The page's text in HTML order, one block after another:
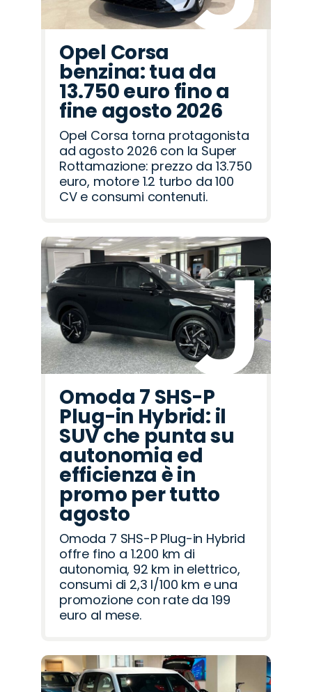
Opel Corsa
benzina: tua da
13.750 euro fino a
fine agosto 2026
Opel Corsa torna protagonista
ad agosto 2026 con la Super
Rottamazione: prezzo da 13.750
euro, motore 1.2 turbo da 100
CV e consumi contenuti.
Omoda 7 SHS-P
Plug-in Hybrid: il
SUV che punta su
autonomia ed
efficienza è in
promo per tutto
agosto
Omoda 7 SHS-P Plug-in Hybrid
offre fino a 1.200 km di
autonomia, 92 km in elettrico,
consumi di 2,3 l/100 km e una
promozione con rate da 199
euro al mese.